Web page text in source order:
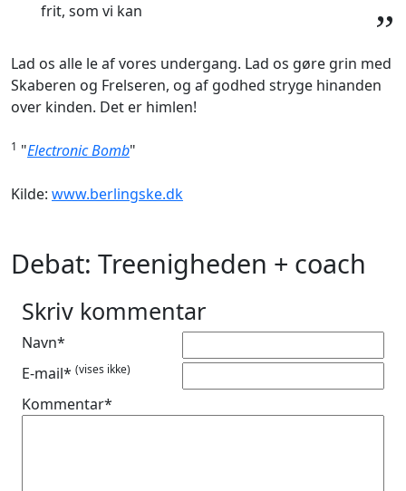
frit, som vi kan
”
Lad os alle le af vores undergang. Lad os gøre grin med
Skaberen og Frelseren, og af godhed stryge hinanden
over kinden. Det er himlen!
1 "Electronic Bomb"
Kilde: www.berlingske.dk
Debat: Treenigheden + coach
Skriv kommentar
Navn*
E-mail* (vises ikke)
Kommentar*